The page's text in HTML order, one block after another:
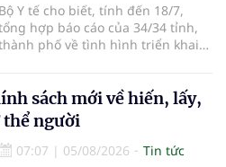
Bộ Y tế cho biết, tính đến 18/7,
hợp báo cáo của 34/34 tỉnh,
phố về tình hình triển khai
32.286.360 người, chiếm gần
dân số cả nước đã được khám
khỏe định kỳ năm nay.
sách mới về hiến, lấy,
thể người
07:07 | 05/08/2026
Tin tức